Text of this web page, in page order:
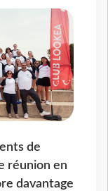
de
réunion en
davantage